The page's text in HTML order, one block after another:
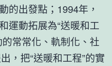
的出發點；1994年，
運動拓展為“送暖和工
常常化、軌制化、社
，把“送暖和工程”的實